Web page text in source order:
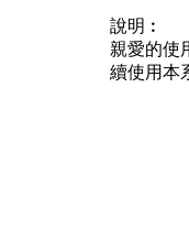
說明︰
親愛的使
續使用本